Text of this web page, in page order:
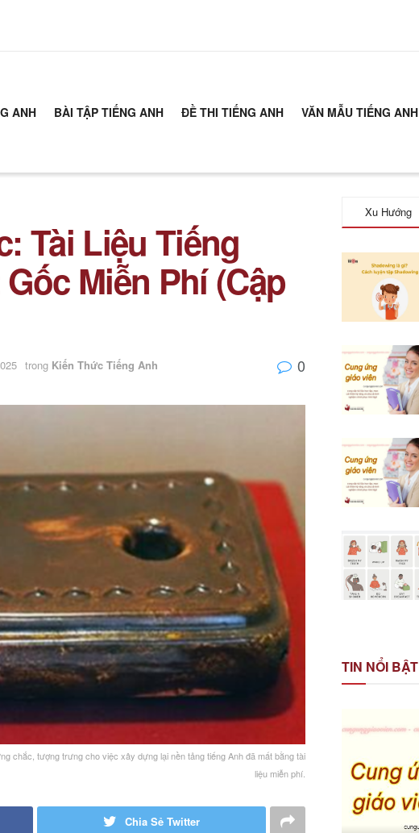
ANH BÀI TẬP TIẾNG ANH ĐỀ THI TIẾNG ANH VĂN MẪU TIẾNG ANH
Tài Liệu Tiếng
Miễn Phí (Cập
trong Kiến Thức Tiếng Anh 0
chắc, tượng trưng cho việc xây dựng lại nền tảng tiếng Anh đã mất bằng tài
liệu miễn phí.
Chia Sẻ Twitter
Xu Hướng
TIN NỔI BẬT